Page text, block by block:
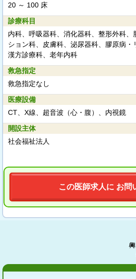
20 ～ 100 床
診療科目
内科、呼吸器科、消化器科、整形外科
ション科、皮膚科、泌尿器科、膠原病・
漢方診療科、老年内科
救急指定
救急指定なし
医療設備
CT、X線、超音波（心・腹）、内視鏡
開設主体
社会福祉法人
この医師求人に お問